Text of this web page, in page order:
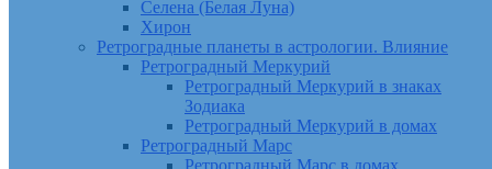
Селена (Белая Луна)
Хирон
Ретроградные планеты в астрологии. Влияние
Ретроградный Меркурий
Ретроградный Меркурий в знаках
Зодиака
Ретроградный Меркурий в домах
Ретроградный Марс
Ретроградный Марс в домах